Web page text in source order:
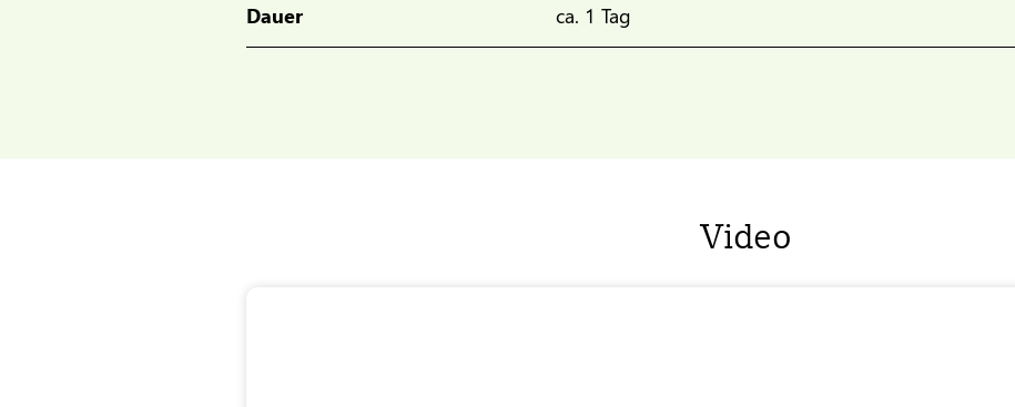
Dauer ca. 1 Tag
Video